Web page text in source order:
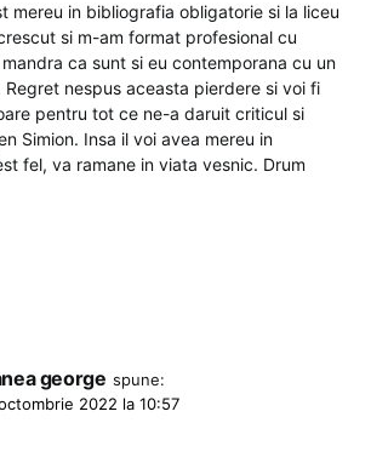
mereu in bibliografia obligatorie si la liceu
si m-am format profesional cu
ca sunt si eu contemporana cu un
Regret nespus aceasta pierdere si voi fi
pentru tot ce ne-a daruit criticul si
Simion. Insa il voi avea mereu in
fel, va ramane in viata vesnic. Drum
george spune:
2022 la 10:57